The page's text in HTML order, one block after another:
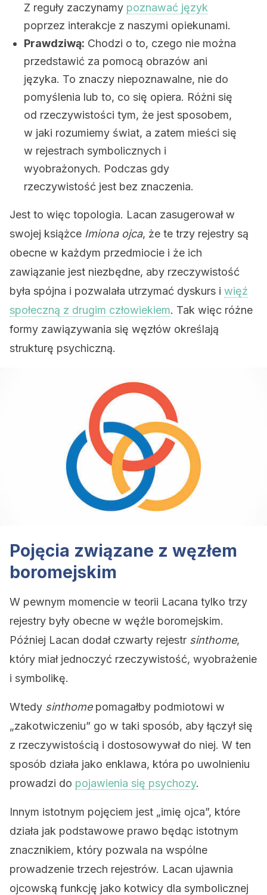
Z reguły zaczynamy poznawać język
poprzez interakcje z naszymi opiekunami.
Prawdziwą: Chodzi o to, czego nie można
przedstawić za pomocą obrazów ani
języka. To znaczy niepoznawalne, nie do
pomyślenia lub to, co się opiera. Różni się
od rzeczywistości tym, że jest sposobem,
w jaki rozumiemy świat, a zatem mieści się
w rejestrach symbolicznych i
wyobrażonych. Podczas gdy
rzeczywistość jest bez znaczenia.
Jest to więc topologia. Lacan zasugerował w
swojej książce Imiona ojca, że ​​te trzy rejestry są
obecne w każdym przedmiocie i że ich
zawiązanie jest niezbędne, aby rzeczywistość
była spójna i pozwalała utrzymać dyskurs i więź
społeczną z drugim człowiekiem. Tak więc różne
formy zawiązywania się węzłów określają
strukturę psychiczną.
Pojęcia związane z węzłem
boromejskim
W pewnym momencie w teorii Lacana tylko trzy
rejestry były obecne w węźle boromejskim.
Później Lacan dodał czwarty rejestr sinthome,
który miał jednoczyć rzeczywistość, wyobrażenie
i symbolikę.
Wtedy sinthomepomagałby podmiotowi w
„zakotwiczeniu” go w taki sposób, aby łączył się
z rzeczywistością i dostosowywał do niej. W ten
sposób działa jako enklawa, która po uwolnieniu
prowadzi do pojawienia się psychozy.
Innym istotnym pojęciem jest „imię ojca”, które
działa jak podstawowe prawo będąc istotnym
znacznikiem, który pozwala na wspólne
prowadzenie trzech rejestrów. Lacan ujawnia
ojcowską funkcję jako kotwicy dla symbolicznej